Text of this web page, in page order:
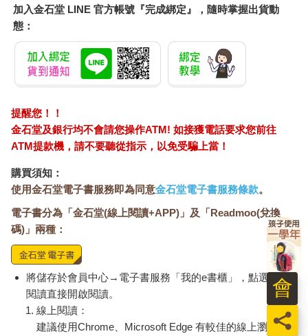
加入金石堂 LINE 官方帳號『完成綁定』，隨時掌握出貨動
態：
提醒您！！
金石堂及銀行均不會請您操作ATM! 如接獲電話要求您前往
ATM提款機，請不要聽從指示，以免受騙上當！
購買須知：
使用金石堂電子書服務即為同意金石堂電子書服務條款。
電子書分為「金石堂(線上閱讀+APP)」及「Readmoo(兌換
碼)」兩種：
將儲存於會員中心→電子書服務「我的e書櫃」，點選線上
閱讀直接開啟閱讀。
線上閱讀：
建議使用Chrome、Microsoft Edge 有較佳的線上瀏覽效
員
會